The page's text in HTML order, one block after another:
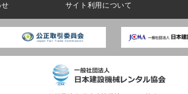
サイト利用について